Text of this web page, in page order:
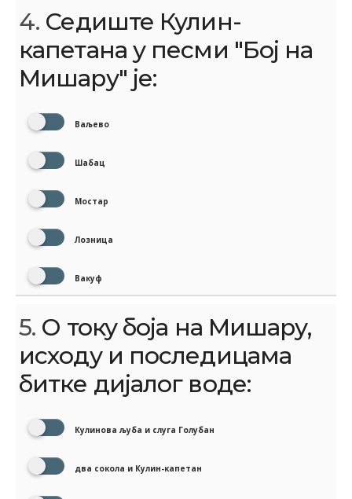
4. Седиште Кулин-
капетана у песми "Бој на
Мишару" је:
Ваљево
Шабац
Мостар
Лозница
Вакуф
5. О току боја на Мишару,
исходу и последицама
битке дијалог воде:
Кулинова љуба и слуга Голубан
два сокола и Кулин-капетан